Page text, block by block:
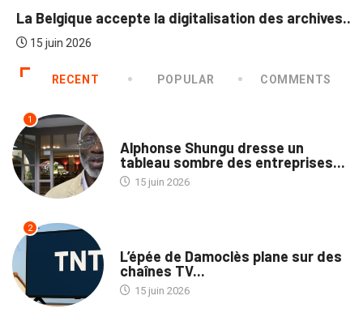
La Belgique accepte la digitalisation des archives...
15 juin 2026
RECENT POPULAR COMMENTS
1
Alphonse Shungu dresse un
tableau sombre des entreprises...
15 juin 2026
2
L’épée de Damoclès plane sur des
chaînes TV...
15 juin 2026